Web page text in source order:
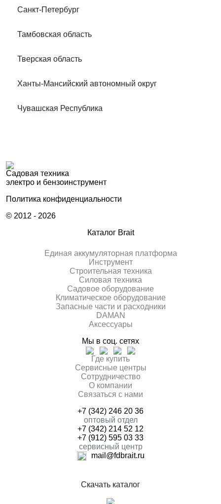
Санкт-Петербург
Тамбовская область
Тверская область
Ханты-Мансийский автономный округ
Чувашская Республика
Садовая техника
электро и бензоинструмент
Политика конфиденциальности
© 2012 - 2026
Каталог Brait
Единая аккумуляторная платформа
Инcтрумент
Строительная техника
Силовая техника
Садовое оборудование
Климатическое оборудование
Запасные части и расходники
DAMAN
Аксессуары
Мы в соц. сетях
Где купить
Сервисные центры
Сотрудничество
О компании
Связаться с нами
+7 (342) 246 20 36
оптовый отдел
+7 (342) 214 52 12
+7 (912) 595 03 33
сервисный центр
mail@fdbrait.ru
Скачать каталог